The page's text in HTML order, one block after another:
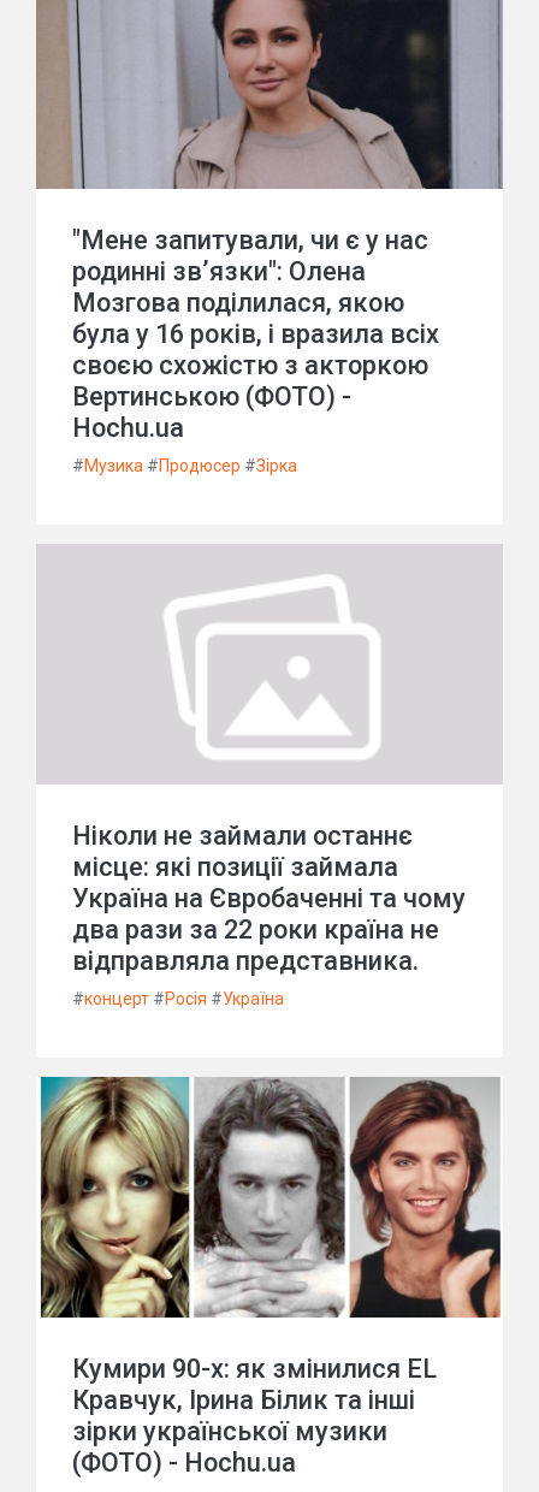
"Мене запитували, чи є у нас
родинні зв’язки": Олена
Мозгова поділилася, якою
була у 16 років, і вразила всіх
своєю схожістю з акторкою
Вертинською (ФОТО) -
Hochu.ua
#Музика #Продюсер #Зірка
Ніколи не займали останнє
місце: які позиції займала
Україна на Євробаченні та чому
два рази за 22 роки країна не
відправляла представника.
#концерт #Росія #Україна
Кумири 90-х: як змінилися EL
Кравчук, Ірина Білик та інші
зірки української музики
(ФОТО) - Hochu.ua